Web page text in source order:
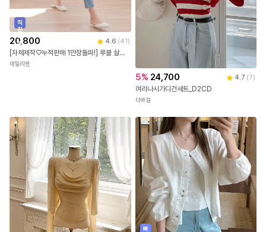
직
진
배
송
20,800 4.6 (41 )
[자체제작♡누적판매 1만장돌파!] 루블 살안타템 여름 루즈핏 시스루 오픈 숄 로브 얇은 긴팔 롱 가디건 빅사이즈 바캉스 비치룩
데일리앤
5% 24,700 4.7 (7)
여리나시가디건세트_D2CD
다바걸
빠